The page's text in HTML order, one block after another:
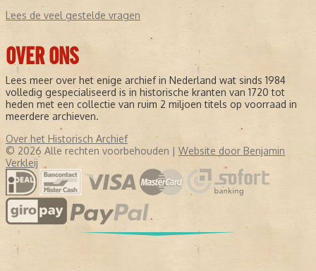
Lees de veel gestelde vragen
OVER ONS
Lees meer over het enige archief in Nederland wat sinds 1984
volledig gespecialiseerd is in historische kranten van 1720 tot
heden met een collectie van ruim 2 miljoen titels op voorraad in
meerdere archieven.
Over het Historisch Archief
© 2026 Alle rechten voorbehouden | Website door Benjamin
Verkleij